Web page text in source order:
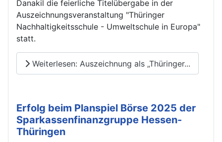
Danakil die feierliche Titelübergabe in der
Auszeichnungsveranstaltung "Thüringer
Nachhaltigkeitsschule - Umweltschule in Europa"
statt.
Weiterlesen: Auszeichnung als „Thüringer...
Erfolg beim Planspiel Börse 2025 der
Sparkassenfinanzgruppe Hessen-
Thüringen